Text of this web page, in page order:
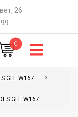
26
0
GLE W167
GLE W167